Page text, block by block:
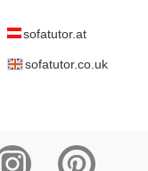
sofatutor.at
sofatutor.co.uk